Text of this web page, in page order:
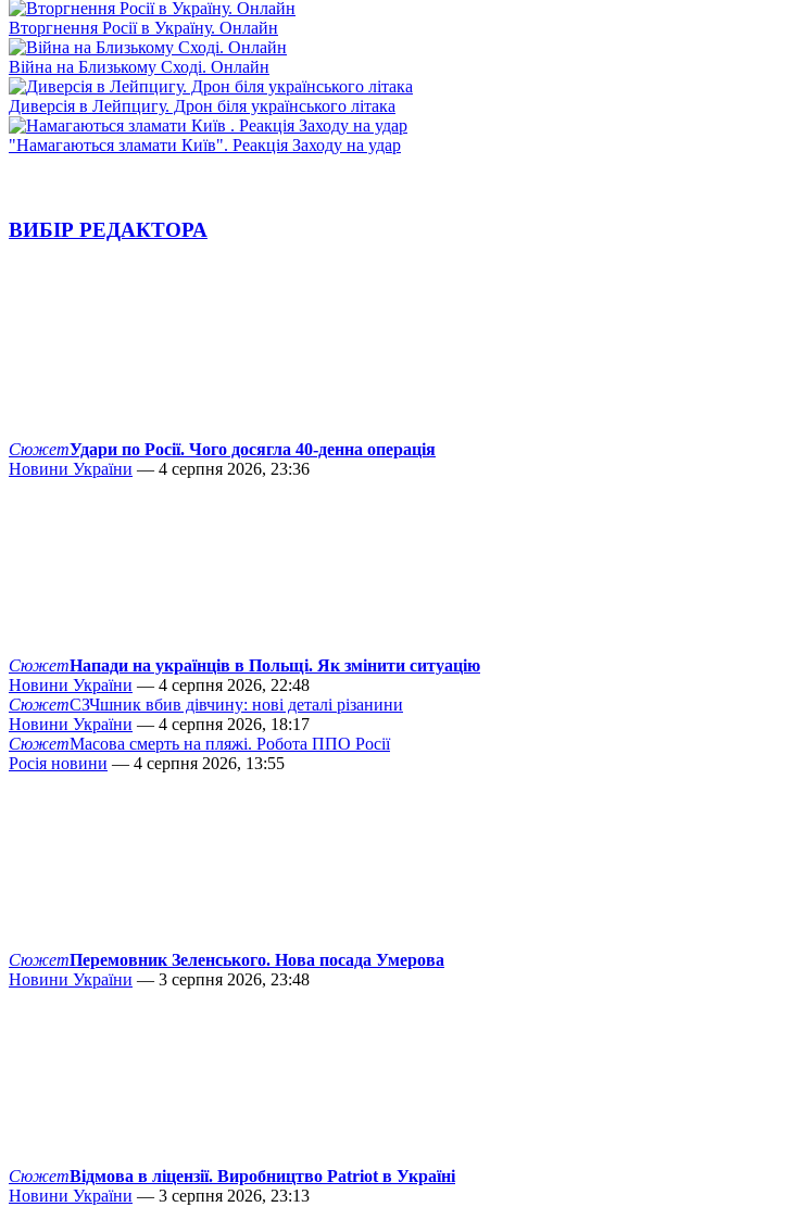
Вторгнення Росії в Україну. Онлайн
Війна на Близькому Сході. Онлайн
Диверсія в Лейпцигу. Дрон біля українського літака
"Намагаються зламати Київ". Реакція Заходу на удар
ВИБІР РЕДАКТОРА
СюжетУдари по Росії. Чого досягла 40-денна операція
Новини України — 4 серпня 2026, 23:36
СюжетНапади на українців в Польщі. Як змінити ситуацію
Новини України — 4 серпня 2026, 22:48
СюжетСЗЧшник вбив дівчину: нові деталі різанини
Новини України — 4 серпня 2026, 18:17
СюжетМасова смерть на пляжі. Робота ППО Росії
Росія новини — 4 серпня 2026, 13:55
СюжетПеремовник Зеленського. Нова посада Умерова
Новини України — 3 серпня 2026, 23:48
СюжетВідмова в ліцензії. Виробництво Patriot в Україні
Новини України — 3 серпня 2026, 23:13